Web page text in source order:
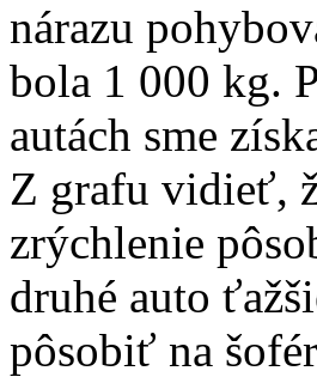
nárazu
bola 1 000 kg.
autách sme
Z grafu vidieť,
zrýchlenie
druhé auto
pôsobiť na